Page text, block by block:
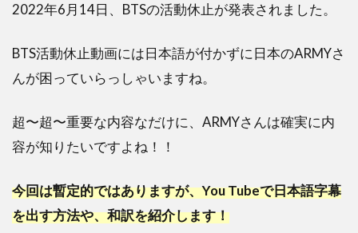
2022年6月14日、BTSの活動休止が発表されました。
BTS活動休止動画には日本語が付かずに日本のARMYさ
んが困っていらっしゃいますね。
超〜超〜重要な内容なだけに、ARMYさんは確実に内
容が知りたいですよね！！
今回は暫定的ではありますが、You Tubeで日本語字幕
を出す方法や、和訳を紹介します！